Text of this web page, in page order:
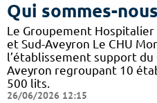
Qui sommes-
Le Groupement
et Sud-Aveyron Le CHU
l’établissement support du
Aveyron regroupant 10
500 lits.
26/06/2026 12:15